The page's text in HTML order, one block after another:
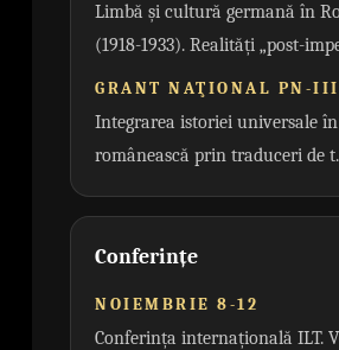
Limbă și cultură germană în
(1918-1933). Realități „post-
GRANT NAŢIONAL PN-
Integrarea istoriei universale
românească prin traduceri de
Conferințe
NOIEMBRIE 8-12
Conferința internațională ILT.